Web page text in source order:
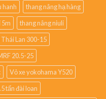
hanh
thang nâng hạ hàng
thang nâng niuli
Lan 300-15
20.5-25
Vỏ xe yokohama Y520
tấn đài loan